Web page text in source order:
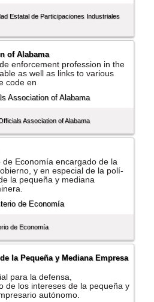
Estatal de Participaciones Industriales
of Alabama
enforcement profession in the
as well as links to various
code en
Association of Alabama
Economí­a encargado de la
y en especial de la polí­
la pequeña y mediana
de Economí­a
la Pequeña y Mediana Empresa
para la defensa,
de los intereses de la pequeña y
autónomo.